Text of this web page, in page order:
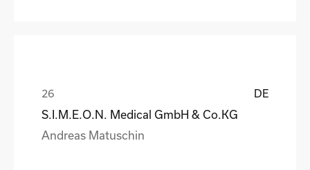
DE
S.I.M.E.O.N. Medical GmbH & Co.KG
Andreas Matuschin